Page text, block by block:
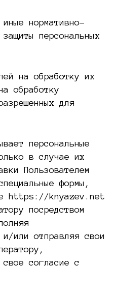
нормативно-
персональных
на обработку их
обработку
для
персональные
в случае их
Пользователем
формы,
https://knyazev.net
посредством
и/или отправляя свои
свое согласие с